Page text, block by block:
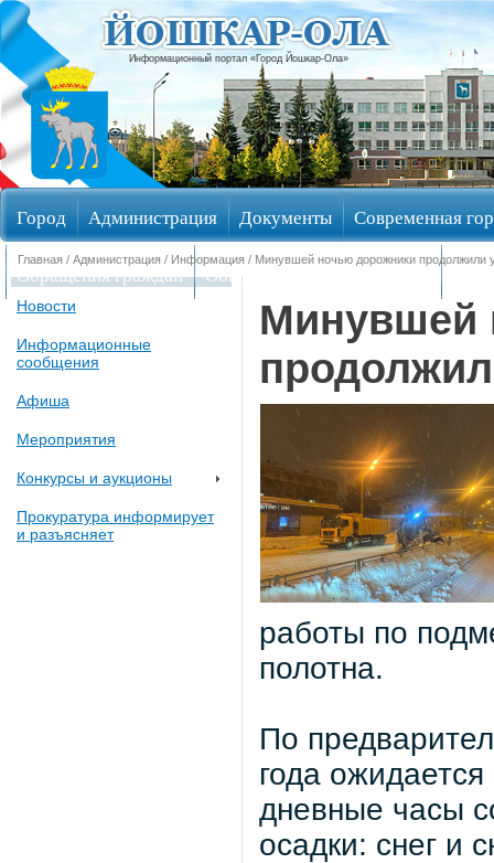
Информационный портал «Город Йошкар-Ола»
Город Администрация Документы Современная
Обращения граждан Общественные обсуждения
Главная / Администрация / Информация / Минувшей ночью дорожники продолжили
Новости
Информационные
сообщения
Афиша
Мероприятия
Конкурсы и аукционы
Прокуратура информирует
и разъясняет
Минувшей
работы по
полотна.
По
года
дневные часы
осадки: снег и